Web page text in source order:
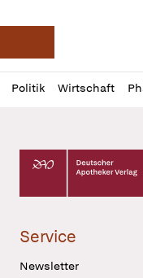
Deutsche
Politik Wirtschaft
Profil
öffnen
Daz
Pur
Deutscher
Service
Newsletter